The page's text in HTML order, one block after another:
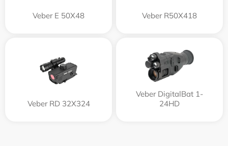
Veber E 50X48 Veber R50X418
Veber RD 32X324
Veber DigitalBat 1-
24HD